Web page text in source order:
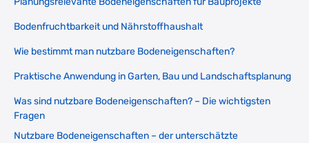
Bodenfruchtbarkeit und Nährstoffhaushalt
Wie bestimmt man nutzbare Bodeneigenschaften?
Praktische Anwendung in Garten, Bau und Landschaftsplanung
Was sind nutzbare Bodeneigenschaften? – Die wichtigsten
Fragen
Nutzbare Bodeneigenschaften – der unterschätzte